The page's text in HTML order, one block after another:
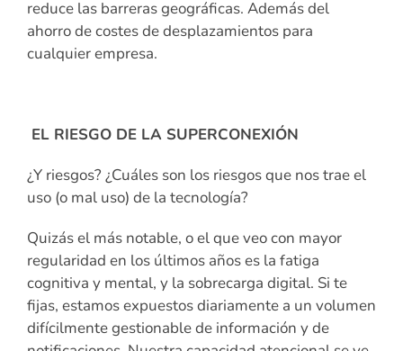
reduce las barreras geográficas. Además del
ahorro de costes de desplazamientos para
cualquier empresa.
EL RIESGO DE LA SUPERCONEXIÓN
¿Y riesgos? ¿Cuáles son los riesgos que nos trae el
uso (o mal uso) de la tecnología?
Quizás el más notable, o el que veo con mayor
regularidad en los últimos años es la fatiga
cognitiva y mental, y la sobrecarga digital. Si te
fijas, estamos expuestos diariamente a un volumen
difícilmente gestionable de información y de